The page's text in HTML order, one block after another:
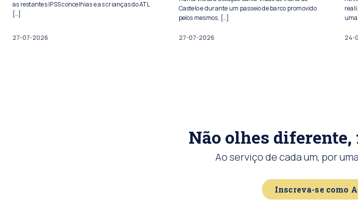
as restantes IPSS concelhias e as crianças do ATL
[…]
27-07-2026
Castelo e durante um passeio de barco promovido
pelos mesmos, […]
27-07-2026 24-
Não olhes
Ao serviço de cada um, por
Inscreva-se como